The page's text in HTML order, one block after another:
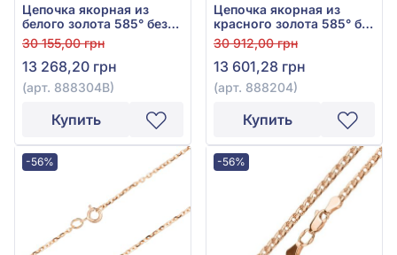
Цепочка якорная из
белого золота 585° без
вставки, арт. 888304В
30 155,00 грн
13 268,20 грн
(арт. 888304В)
Купить
Цепочка якорная из
красного золота 585° без
вставки, арт. 888204
30 912,00 грн
13 601,28 грн
(арт. 888204)
Купить
-56% -56%